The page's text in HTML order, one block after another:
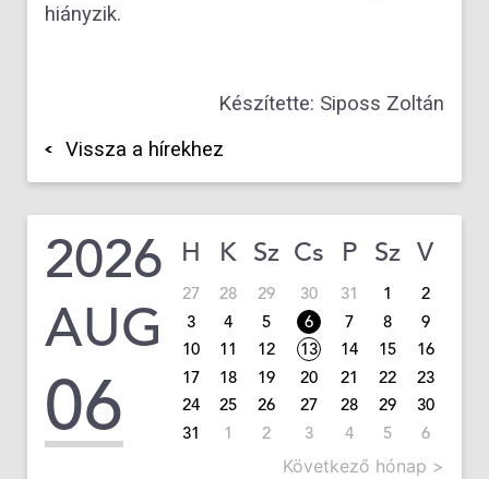
hiányzik.
Készítette: Siposs Zoltán
Vissza a hírekhez
2026
AUG
06
H K Sz Cs P Sz V
27 28 29 30 31 1
2
3
4 5 6 7 8
9
10
11 12 13 14 15
16
17
18 19 20 21 22
23
24
25 26 27 28 29
30
31
1 2 3 4 5 6
Következő hónap >